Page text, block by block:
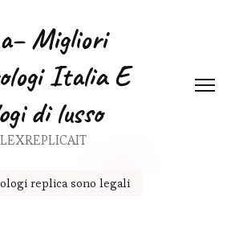
Migliori
Italia E
di lusso
replica sono legali